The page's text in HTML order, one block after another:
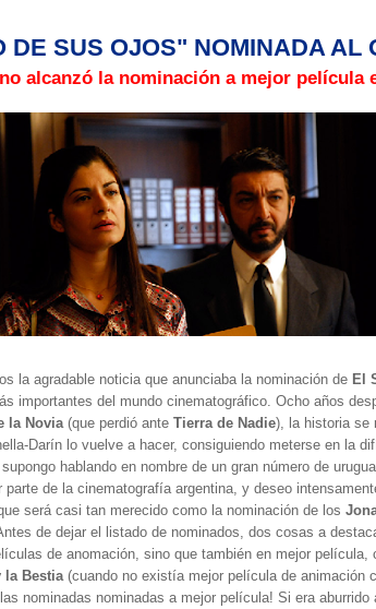
DE SUS OJOS" NOMINADA AL
alcanzó la nominación a mejor película
la agradable noticia que anunciaba la nominación de El
importantes del mundo cinematográfico. Ocho años
la Novia(que perdió ante Tierra de Nadie), la historia se
Darín lo vuelve a hacer, consiguiendo meterse en la
hablando en nombre de un gran número de
parte de la cinematografía argentina, y deseo
será casi tan merecido como la nominación de los
de dejar el listado de nominados, dos cosas a
de anomación, sino que también en mejor película,
la Bestia(cuando no existía mejor película de animación
nominadas nominadas a mejor película! Si era